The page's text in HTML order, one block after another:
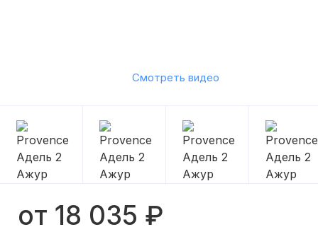
Смотреть видео
от 18 035 ₽